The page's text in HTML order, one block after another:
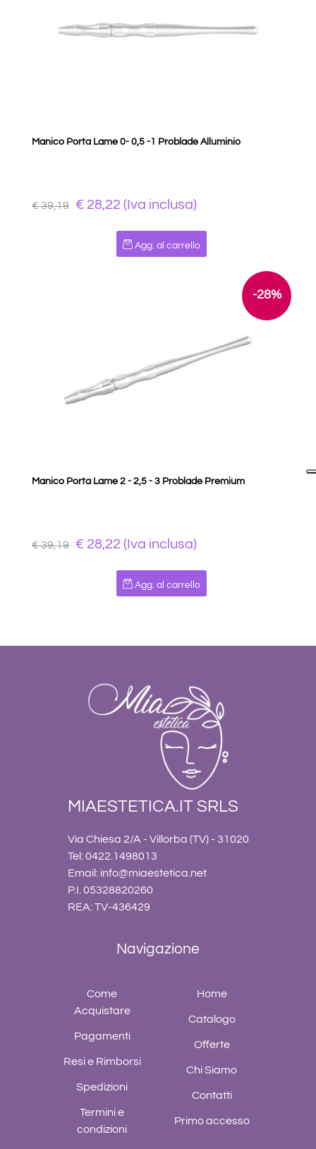
Manico Porta Lame 0- 0,5 -1 Problade Alluminio
€ 39,19 € 28,22 (Iva inclusa)
Quantità
Agg. al carrello
-28%
Manico Porta Lame 2 - 2,5 - 3 Problade Premium
€ 39,19 € 28,22 (Iva inclusa)
Quantità
Agg. al carrello
MIAESTETICA.IT SRLS
Via Chiesa 2/A - Villorba (TV) - 31020
Tel: 0422.1498013
Email: info@miaestetica.net
P.I. 05328820260
REA: TV-436429
Navigazione
Come
Acquistare
Pagamenti
Resi e Rimborsi
Spedizioni
Termini e
condizioni
Home
Catalogo
Offerte
Chi Siamo
Contatti
Primo accesso